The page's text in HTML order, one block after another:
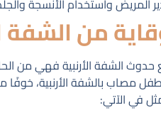
من الشفة
الشفة الأرنبية فهي من
مصاب بالشفة الأرنبية،
في الآتي: